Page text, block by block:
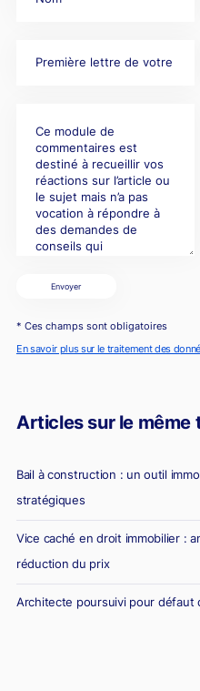
Envoyer
* Ces champs sont obligatoires
En savoir plus sur le traitement des
Articles sur le même
Bail à construction : un outil
stratégiques
Vice caché en droit immobilier :
réduction du prix
Architecte poursuivi pour défaut